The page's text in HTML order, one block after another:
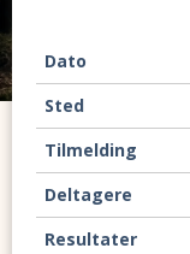
Dato
Sted
Tilmelding
Deltagere
Resultater